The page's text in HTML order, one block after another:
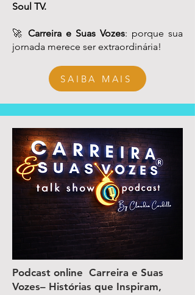
Soul TV.
🚀 Carreira e Suas Vozes: porque sua
jornada merece ser extraordinária!
SAIBA MAIS
Podcast online Carreira e Suas
Vozes– Histórias que Inspiram,